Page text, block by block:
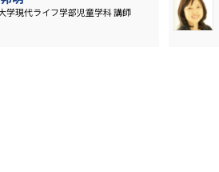
学現代ライフ学部児童学科 講師